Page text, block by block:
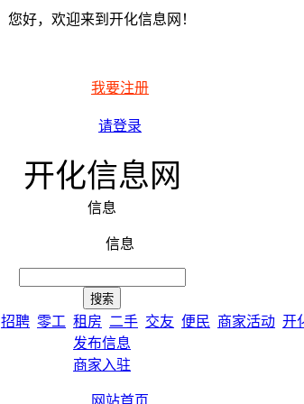
您好，欢迎来到开化信息网！
我要注册
请登录
开化信息网
信息
信息
招聘 零工 租房 二手 交友 便民 商家活动 开
发布信息
商家入驻
网站首页